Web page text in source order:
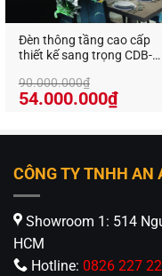
Đèn thông tầng cao cấp
thiết kế sang trọng CDB-
90.000.000₫
Giá
là:
54.000.000₫Giá
tại
CÔNG TY TNHH AN
Showroom 1: 514
HCM
Hotline: 0826 227